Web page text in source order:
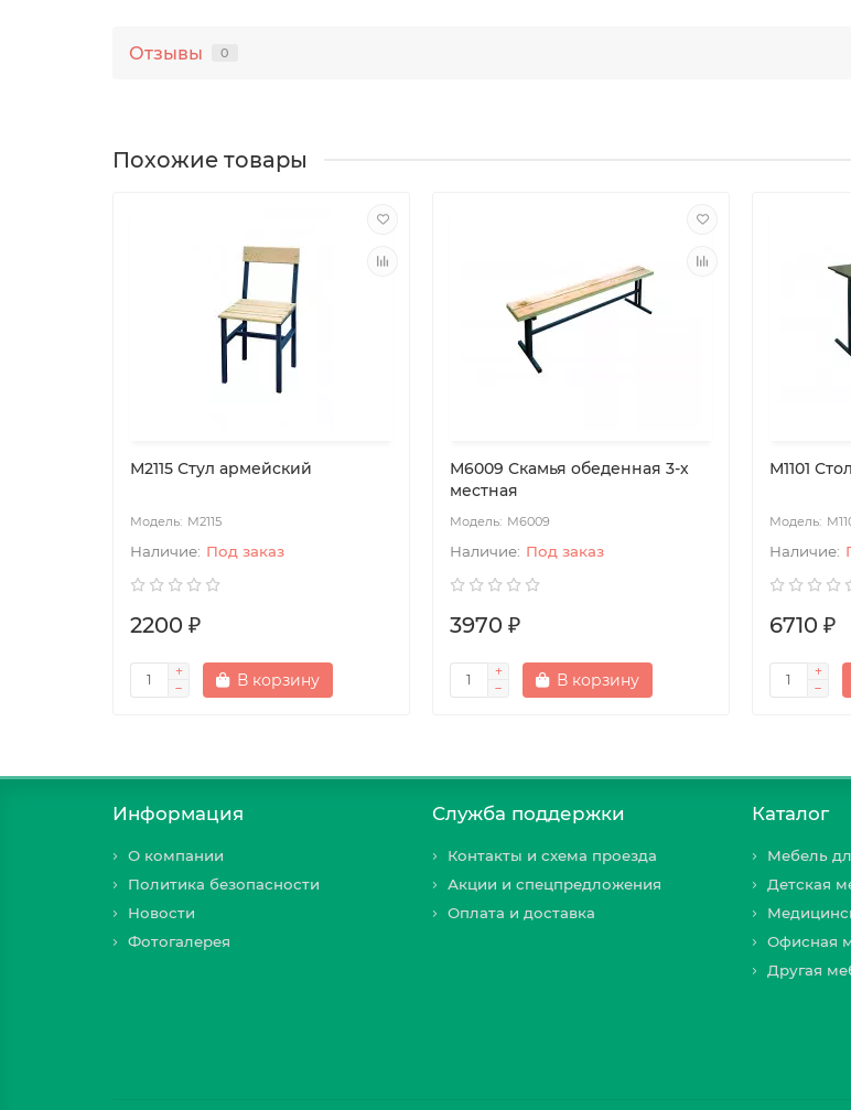
Отзывы 0
Похожие товары
М2115 Стул армейский
М2115
Под заказ
2200 ₽
В корзину
М6009 Скамья обеденная 3-х
местная
М6009
Под заказ
3970 ₽
В корзину
М1101
6710 ₽
Информация
О компании
Политика безопасности
Новости
Фотогалерея
Служба поддержки
Контакты и схема проезда
Акции и спецпредложения
Оплата и доставка
Каталог
Мебель
Детская
Офисная
Другая